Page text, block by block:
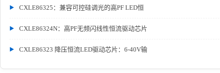
CXLE86325：兼容可控硅调光的高PF LED恒
CXLE86324N：高PF无频闪线性恒流驱动芯片
CXLE86323 降压恒流LED驱动芯片：6-40V输